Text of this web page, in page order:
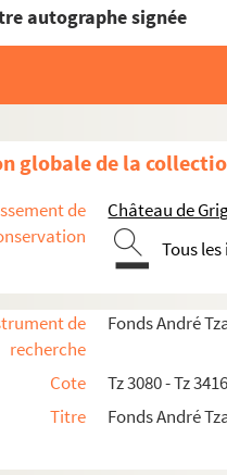
autographe signée
globale de la
de
Château de
Tous
de
recherche
Fonds André
Cote
Tz 3080 - Tz
Titre
Fonds André
Lily Schierrenberg
Georges
Odette
Jacques
André
Georges
Bernard
Anna Marie